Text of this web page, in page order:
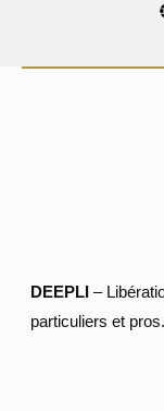
DEEPLI –
particuliers et